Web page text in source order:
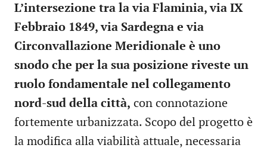
L’intersezione tra la via Flaminia, via IX
Febbraio 1849, via Sardegna e via
Circonvallazione Meridionale è uno
snodo che per la sua posizione riveste un
ruolo fondamentale nel collegamento
nord-sud della città, con connotazione
fortemente urbanizzata. Scopo del progetto è
la modifica alla viabilità attuale, necessaria